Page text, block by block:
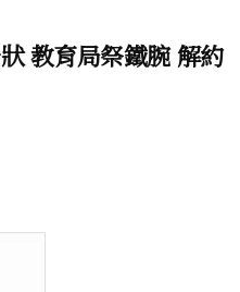
教育局祭鐵腕 解約